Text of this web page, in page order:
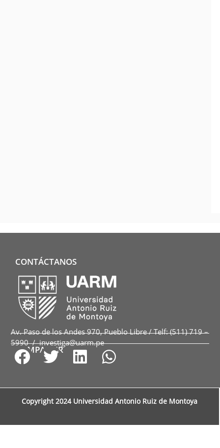
CONTÁCTANOS
Av. Paso de los Andes 970, Pueblo Libre / Telf: (511) 719 –
5990 / investiga@uarm.pe
COMPARTIR
Copyright 2024 Universidad Antonio Ruiz de Montoya